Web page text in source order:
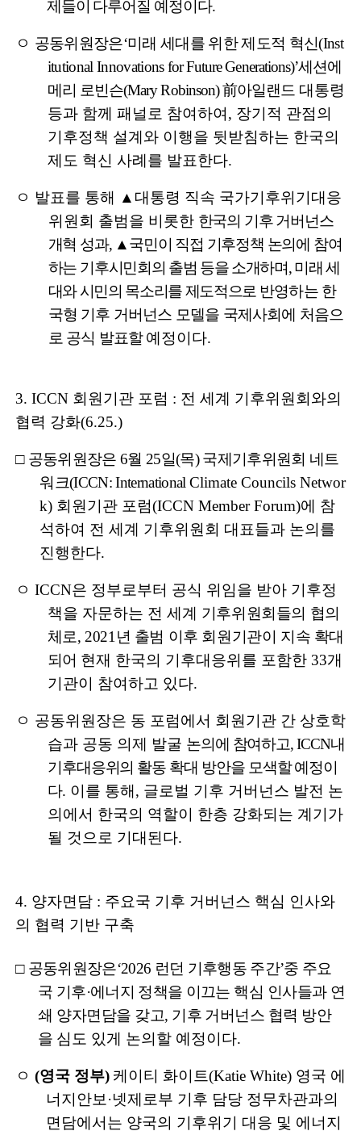
제들이 다루어질 예정이다.
ㅇ 공동위원장은‘미래 세대를 위한 제도적 혁신(Inst
itutional Innovations for Future Generations)’세션에
메리 로빈슨(Mary Robinson)前아일랜드 대통령
등과 함께 패널로 참여하여 , 장기적 관점의
기후정책 설계와 이행을 뒷받침하는 한국의
제도 혁신 사례를 발표한다.
ㅇ 발표를 통해 ▲ 대통령 직속 국가기후위기대응
위원회 출범을 비롯한 한국의 기후 거버넌스
개혁 성과, ▲국민이 직접 기후정책 논의에 참여
하는 기후시민회의 출범 등을 소개하며,미래 세
대와 시민의 목소리를 제도적으로 반영하는 한
국형 기후 거버넌스 모델을 국제사회에 처음으
로 공식 발표할 예정이다.
3. ICCN 회원기관 포럼 : 전 세계 기후위원회와의
협력 강화(6.25.)
□ 공동위원장은 6월 25일(목)국제기후위원회 네트
워크(ICCN: International Climate Councils Networ
k) 회원기관 포럼(ICCN Member Forum)에 참
석하여 전 세계 기후위원회 대표들과 논의를
진행한다.
ㅇ ICCN은 정부로부터 공식 위임을 받아 기후정
책을 자문하는 전 세계 기후위원회들의 협의
체로, 2021 년 출범 이후 회원기관이 지속 확대
되어 현재 한국의 기후대응위를 포함한 33개
기관이 참여하고 있다.
ㅇ 공동위원장은 동 포럼에서 회원기관 간 상호학
습과 공동 의제 발굴 논의에 참여하고, ICCN내
기후대응위의 활동 확대 방안을 모색할 예정이
다. 이를 통해 , 글로벌 기후 거버넌스 발전 논
의에서 한국의 역할이 한층 강화되는 계기가
될 것으로 기대된다.
4. 양자면담 : 주요국 기후 거버넌스 핵심 인사와
의 협력 기반 구축
□ 공동위원장은‘2026 런던 기후행동 주간’중 주요
국 기후·에너지 정책을 이끄는 핵심 인사들과 연
쇄 양자면담을 갖고, 기후 거버넌스 협력 방안
을 심도 있게 논의할 예정이다.
ㅇ (영국 정부) 케이티 화이트(Katie White) 영국 에
너지안보 ·넷제로부 기후 담당 정무차관과의
면담에서는 양국의 기후위기 대응 및 에너지